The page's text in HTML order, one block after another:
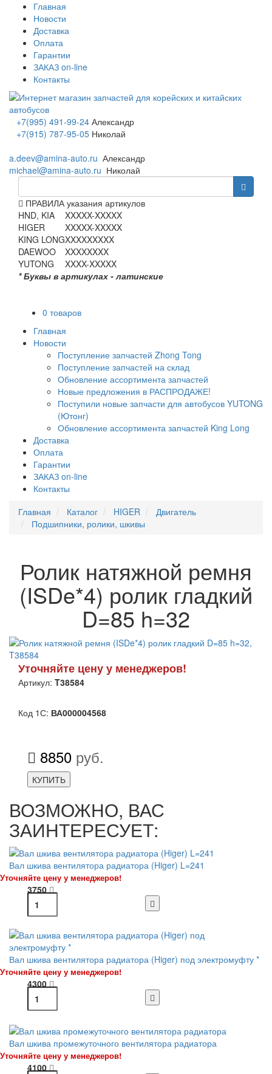
Главная
Новости
Доставка
Оплата
Гарантии
ЗАКАЗ on-line
Контакты
+7(995) 491-99-24 Александр
+7(915) 787-95-05 Николай
a.deev@amina-auto.ru Александр
michael@amina-auto.ru Николай
ПРАВИЛА указания артикулов
HND, KIA
XXXXX-XXXXX
HIGER
XXXXX-XXXXX
KING LONGXXXXXXXXX
DAEWOO
XXXXXXXX
YUTONG
XXXX-XXXXX
* Буквы в артикулах - латинские
0 товаров
Главная
Новости
Поступление запчастей Zhong Tong
Поступление запчастей на склад
Обновление ассортимента запчастей
Новые предложения в РАСПРОДАЖЕ!
Поступили новые запчасти для автобусов YUTONG
(Ютонг)
Обновление ассортимента запчастей King Long
Доставка
Оплата
Гарантии
ЗАКАЗ on-line
Контакты
Главная
Каталог HIGER
Двигатель
Подшипники, ролики, шкивы
Ролик натяжной ремня
(ISDe*4) ролик гладкий
D=85 h=32
Уточняйте цену у менеджеров!
Артикул: T38584
Код 1С: ВА000004568
8850 руб.
КУПИТЬ
ВОЗМОЖНО, ВАС
ЗАИНТЕРЕСУЕТ:
Вал шкива вентилятора радиатора (Higer) L=241
Уточняйте цену у менеджеров!
3750
Вал шкива вентилятора радиатора (Higer) под электромуфту *
Уточняйте цену у менеджеров!
4300
Вал шкива промежуточного вентилятора радиатора
Уточняйте цену у менеджеров!
4100